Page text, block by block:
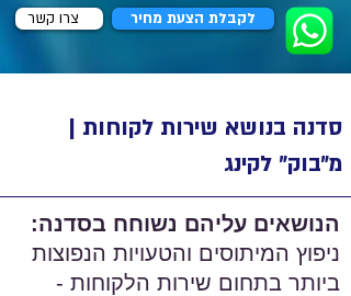
צרו קשר לקבלת הצעת מחיר
סדנה בנושא שירות לקוחות |
מ״בוק״ לקינג
הנושאים עליהם נשוחח בסדנה:
ניפוץ המיתוסים והטעויות הנפוצות
ביותר בתחום שירות הלקוחות -